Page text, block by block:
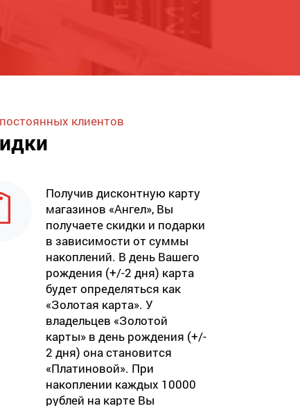
клиентов
Получив дисконтную карту
магазинов «Ангел», Вы
получаете скидки и подарки
в зависимости от суммы
накоплений. В день Вашего
рождения (+/-2 дня) карта
будет определяться как
«Золотая карта». У
владельцев «Золотой
карты» в день рождения (+/-
2 дня) она становится
«Платиновой». При
накоплении каждых 10000
рублей на карте Вы